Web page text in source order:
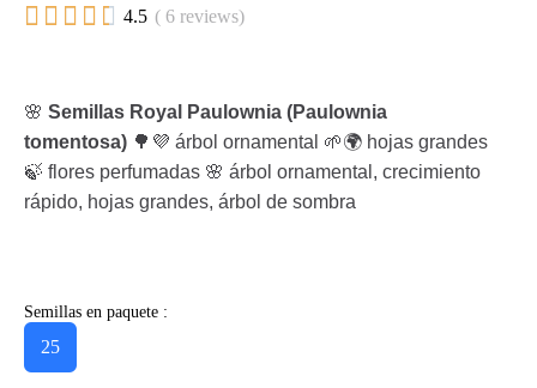
     4.5 ( 6 reviews)
🌸 Semillas Royal Paulownia (Paulownia
tomentosa) 🌳💜 árbol ornamental 🌱🌍 hojas grandes
🍃 flores perfumadas 🌸 árbol ornamental, crecimiento
rápido, hojas grandes, árbol de sombra
Semillas en paquete :
25